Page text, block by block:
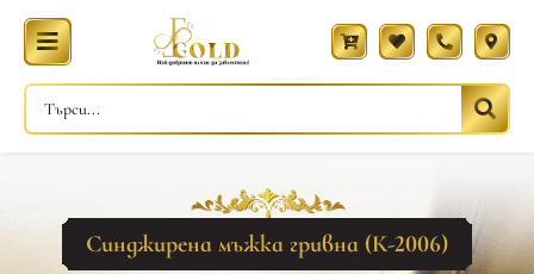
Синджирена мъжка гривна (К-2006)